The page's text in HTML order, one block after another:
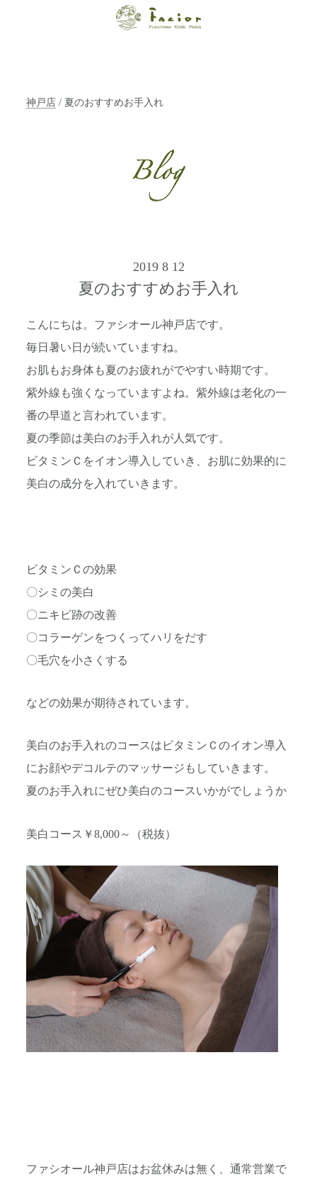
ン ファシオー
輝く美をトータ
ルでご提案しま
す。
神戸店 / 夏のおすすめお手入れ
2019 8 12
夏のおすすめお手入れ
こんにちは。ファシオール神戸店です。
毎日暑い日が続いていますね。
お肌もお身体も夏のお疲れがでやすい時期です。
紫外線も強くなっていますよね。紫外線は老化の一
番の早道と言われています。
夏の季節は美白のお手入れが人気です。
ビタミンＣをイオン導入していき、お肌に効果的に
美白の成分を入れていきます。
ビタミンＣの効果
〇シミの美白
〇ニキビ跡の改善
〇コラーゲンをつくってハリをだす
〇毛穴を小さくする
などの効果が期待されています。
美白のお手入れのコースはビタミンＣのイオン導入
にお顔やデコルテのマッサージもしていきます。
夏のお手入れにぜひ美白のコースいかがでしょうか
美白コース￥8,000～（税抜）
ファシオール神戸店はお盆休みは無く、通常営業で